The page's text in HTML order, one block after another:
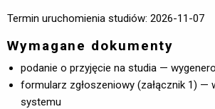
Termin uruchomienia studiów: 2026-11-07
Wymagane dokumenty
podanie o przyjęcie na studia —
formularz zgłoszeniowy (załącznik 1) —
systemu